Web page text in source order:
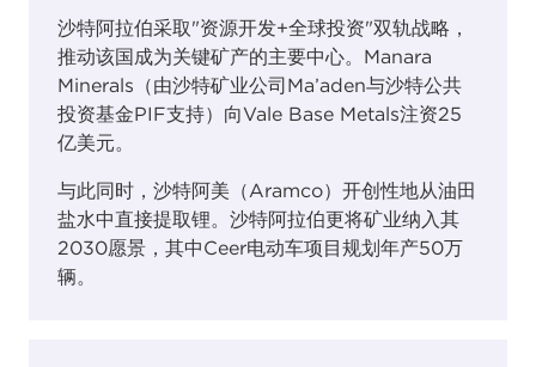
沙特阿拉伯采取"资源开发+全球投资"双轨战略，
推动该国成为关键矿产的主要中心。Manara
Minerals（由沙特矿业公司Ma’aden与沙特公共
投资基金PIF支持）向Vale Base Metals注资25
亿美元。
与此同时，沙特阿美（Aramco）开创性地从油田
盐水中直接提取锂。沙特阿拉伯更将矿业纳入其
2030愿景，其中Ceer电动车项目规划年产50万
辆。